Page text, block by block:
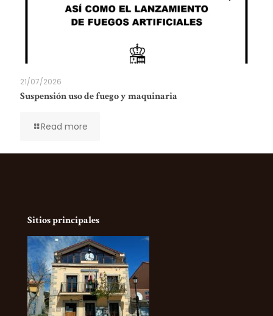
21/07/2026
Suspensión uso de fuego y maquinaria
Read more
Sitios principales